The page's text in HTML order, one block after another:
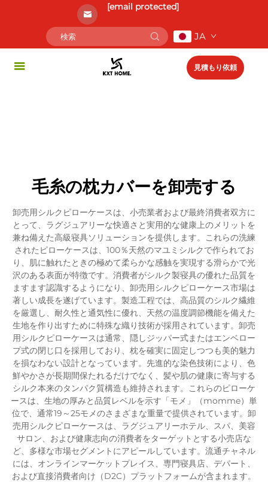
[email protected]
JA
見積もり依頼
毛糸の枕カバーを卸売する
卸売用シルクピローケースは、小売業者および最終消費者双方に
とって、ラグジュアリーな快適さと実用的な健康上のメリットを
兼ね備えた高級寝具ソリューションを提供します。これらの洗練
されたピローケースは、100％天然のマユミシルクで作られてお
り、肌に触れたときの極めて柔らかな感触を実現する滑らかで光
沢のある表面が特徴です。消費者がシルク製寝具の優れた品質を
ますます認識するようになり、卸売用シルクピローケース市場は
著しい成長を遂げています。製造工程では、高品質のシルク繊維
を厳選し、耐久性と通気性に優れ、天然の温度調節機能を備えた
生地を作り出すために特殊な織り技術が採用されています。卸売
用シルクピローケースは通常、隠しジッパー式またはエンベロー
プ式の閉じ口を採用しており、枕を確実に固定しつつも美的魅力
を損なわない設計となっています。先進的な染色技術により、色
鮮やかさが長期間保たれるだけでなく、髪や肌の健康に寄与する
シルク本来のタンパク質構造も維持されます。これらのピローケ
ースは、生地の厚みと品質レベルを示す「モメ」（momme）単
位で、通常19～25モメのさまざまな重量で提供されています。卸
売用シルクピローケースは、ラグジュアリーホテル、スパ、美容
サロン、および健康志向の消費者をターゲットとする小売店な
ど、多様な市場セグメントにアピールしています。流通チャネル
には、オンラインマーケットプレイス、専門寝具店、デパート、
および直接消費者向け（D2C）プラットフォームが含まれます。